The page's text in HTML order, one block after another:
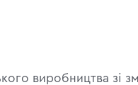
виробництва зі